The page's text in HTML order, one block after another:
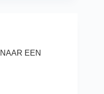
EEN